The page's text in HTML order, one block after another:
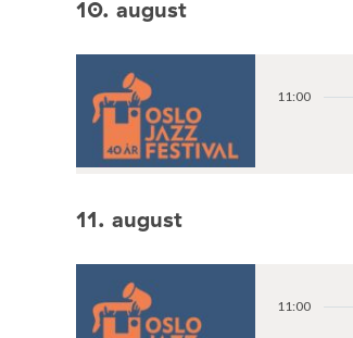
10. august
11:00
11. august
11:00